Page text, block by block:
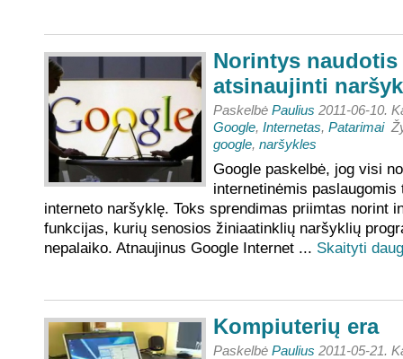
Norintys
atsinaujinti
Paskelbė Paulius 2011-06-10.
Google, Internetas, Patarimai
google, naršykles
Google paskelbė, jog visi
internetinėmis
interneto naršyklę. Toks sprendimas priimtas norint
funkcijas, kurių senosios žiniaatinklių naršyklių
nepalaiko. Atnaujinus Google Internet ... Skaityti
Kompiuterių era
Paskelbė Paulius 2011-05-21.